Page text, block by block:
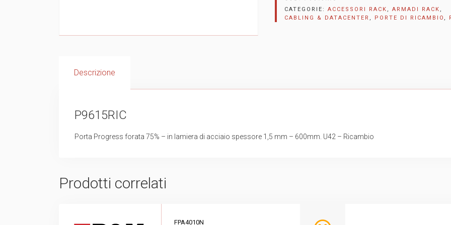
CATEGORIE: ACCESSORI RACK , ARMADI RACK ,
CABLING & DATACENTER , PORTE DI RICAMBIO ,
Descrizione
P9615RIC
Porta Progress forata 75% – in lamiera di acciaio spessore 1,5 mm – 600mm. U42 – Ricambio
Prodotti correlati
FPA4010N